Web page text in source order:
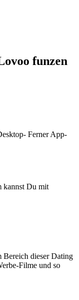
funzen
Ferner App-
kannst Du mit
Bereich dieser Dating
Filme und so